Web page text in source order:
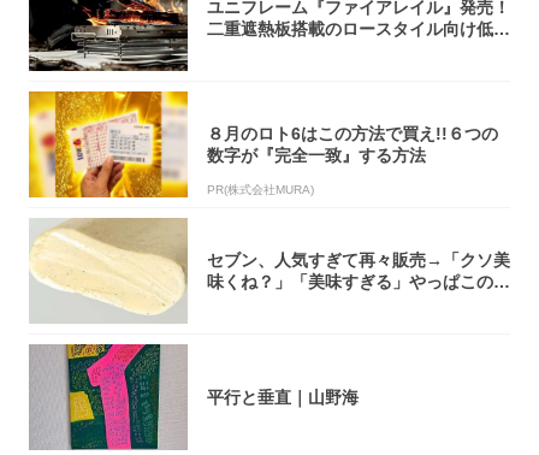
ユニフレーム『ファイアレイル』発売！
二重遮熱板搭載のロースタイル向け低型
８月のロト6はこの方法で買え!!６つの
数字が『完全一致』する方法
PR(株式会社MURA)
セブン、人気すぎて再々販売→「クソ美
味くね？」「美味すぎる」やっぱこのク
平行と垂直｜山野海